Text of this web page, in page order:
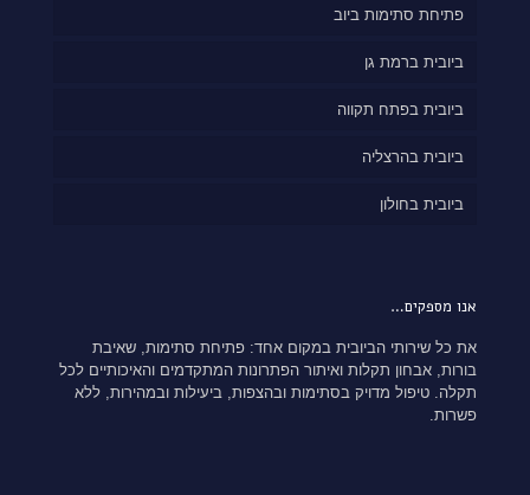
פתיחת סתימות ביוב
ביובית ברמת גן
ביובית בפתח תקווה
ביובית בהרצליה
ביובית בחולון
אנו מספקים…
את כל שירותי הביובית במקום אחד: פתיחת סתימות, שאיבת
בורות, אבחון תקלות ואיתור הפתרונות המתקדמים והאיכותיים לכל
תקלה. טיפול מדויק בסתימות ובהצפות, ביעילות ובמהירות, ללא
פשרות.